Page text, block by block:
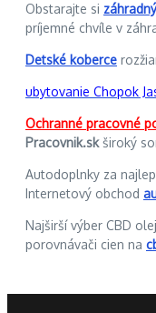
Obstarajte si
príjemné chvíle v
Detské koberce
ubytovanie Chopok
Ochranné pracovné
Pracovnik.skširoký
Autodoplnky za
Internetový obchod
Najširší výber CBD
porovnávači cien na